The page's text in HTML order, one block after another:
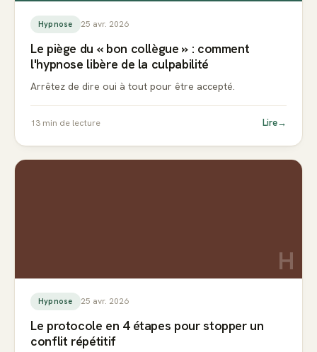
Hypnose 25 avr. 2026
Le piège du « bon collègue » : comment
l'hypnose libère de la culpabilité
Arrêtez de dire oui à tout pour être accepté.
13 min de lecture Lire→
H
Hypnose 25 avr. 2026
Le protocole en 4 étapes pour stopper un
conflit répétitif